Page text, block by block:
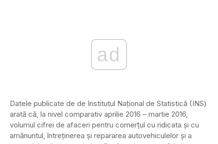
ad
Datele publicate de de Institutul Naţional de Statistică (INS)
arată că, la nivel comparativ aprilie 2016 – martie 2016,
volumul cifrei de afaceri pentru comerţul cu ridicata şi cu
amănuntul, întreţinerea şi repararea autovehiculelor şi a